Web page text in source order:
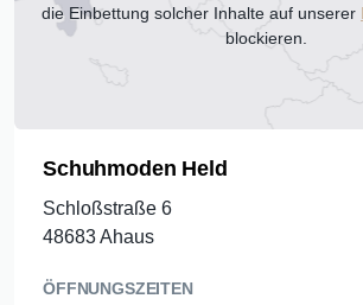
die Einbettung solcher Inhalte auf unserer
blockieren.
Schuhmoden Held
Schloßstraße 6
48683 Ahaus
ÖFFNUNGSZEITEN